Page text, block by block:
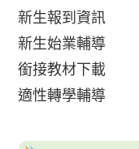
新生報到資訊
新生始業輔導
銜接教材下載
適性轉學輔導